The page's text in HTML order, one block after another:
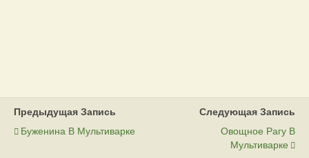
Предыдущая Запись
Буженина В Мультиварке
Следующая Запись
Овощное Рагу В
Мультиварке